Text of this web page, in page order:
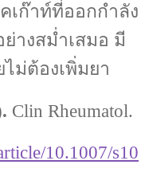
เก๊าท์ที่ออกกำลัง
างสม่ำเสมอ มี
ม่ต้องเพิ่มยา
Clin Rheumatol.
10.1007/s10